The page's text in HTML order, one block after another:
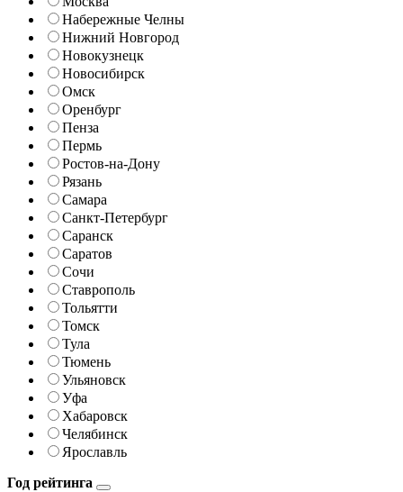
Набережные Челны
Нижний Новгород
Новокузнецк
Новосибирск
Омск
Оренбург
Пенза
Пермь
Ростов-на-Дону
Рязань
Самара
Санкт-Петербург
Саранск
Саратов
Сочи
Ставрополь
Тольятти
Томск
Тула
Тюмень
Ульяновск
Уфа
Хабаровск
Челябинск
Ярославль
Год рейтинга